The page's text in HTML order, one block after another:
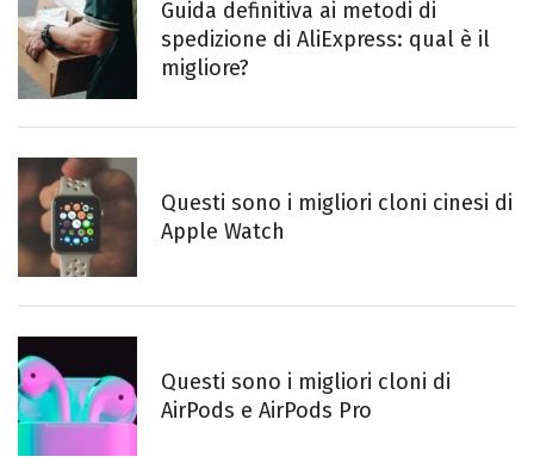
Guida definitiva ai metodi di
spedizione di AliExpress: qual è il
migliore?
Questi sono i migliori cloni cinesi di
Apple Watch
Questi sono i migliori cloni di
AirPods e AirPods Pro